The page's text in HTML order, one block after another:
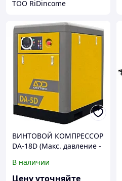
ТОО RiDincome
ВИНТОВОЙ КОМПРЕССОР
DA-18D (Макс. давление -
В наличии
Цену уточняйте